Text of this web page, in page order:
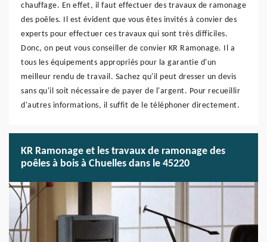
chauffage. En effet, il faut effectuer des travaux de ramonage
des poêles. Il est évident que vous êtes invités à convier des
experts pour effectuer ces travaux qui sont très difficiles.
Donc, on peut vous conseiller de convier KR Ramonage. Il a
tous les équipements appropriés pour la garantie d'un
meilleur rendu de travail. Sachez qu'il peut dresser un devis
sans qu'il soit nécessaire de payer de l'argent. Pour recueillir
d'autres informations, il suffit de le téléphoner directement.
KR Ramonage et les travaux de ramonage des
poêles à bois à Chuelles dans le 45220